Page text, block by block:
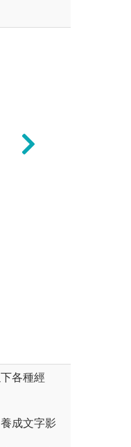
各種經
成文字影